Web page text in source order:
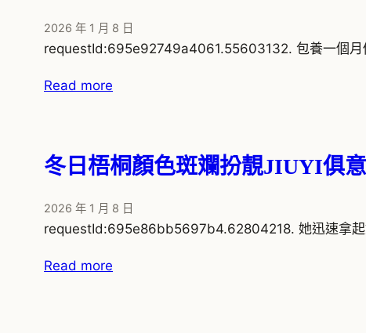
2026 年 1 月 8 日
requestId:695e92749a4061.55603132. 包養一個月
Read more
冬日梧桐顏色斑斕扮靚JIUYI俱
2026 年 1 月 8 日
requestId:695e86bb5697b4.62804218. 她迅速拿
Read more